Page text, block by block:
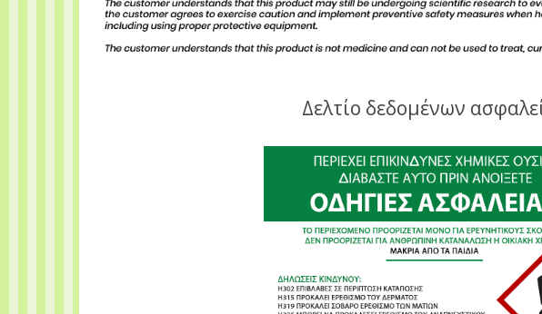
Δελτίο δεδομένων